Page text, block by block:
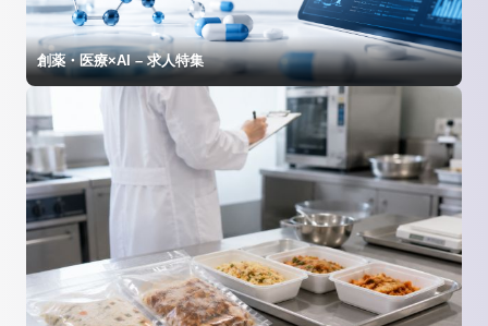
創薬・医療×AI – 求人特集